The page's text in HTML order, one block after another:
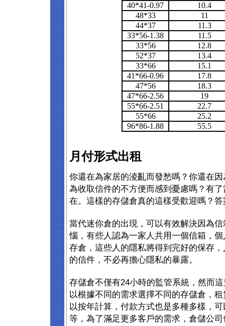
40*41-0.97
10.4
48*33
11
44*37
11.3
33*56-1.38
11.5
33*56
12.8
52*37
13.4
33*66
15.1
41*66-0.96
17.8
47*56
18.3
47*66-2.56
19
55*66-2.51
22.7
55*66
25.2
96*86-1.88
55.5
月付形式出租
你還在為家居的淩亂而發愁嗎？你還在
為收取信件的不方便而感到憂慮嗎？有
在。這樣的存儲倉真的這樣受歡迎嗎？
當代迷你倉的出現，可以有效解決因為
惱，有些人認為一家人共用一個信箱，
存倉，這些人的隱私將得到完好的保存
的信件，不必再擔心隱私的暴露。
存儲倉不僅有24小時的監管系統，然而
以根據不同的需求選擇不同的存儲倉，
以按年計算，付款方式也是多種多樣，
等，為了滿足更多客戶的需求，倉儲公